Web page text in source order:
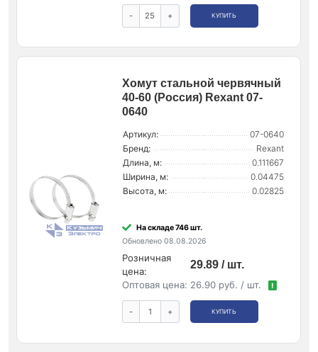
- + КУПИТЬ
Хомут стальной червячный
40-60 (Россия) Rexant 07-
0640
Артикул:
07-0640
Бренд:
Rexant
Длина, м:
0.111667
Ширина, м:
0.04475
Высота, м:
0.02825
На складе 746 шт.
Обновлено 08.08.2026
Розничная
цена:
29.89 / шт.
Оптовая цена: 26.90 руб. / шт. !
- + КУПИТЬ